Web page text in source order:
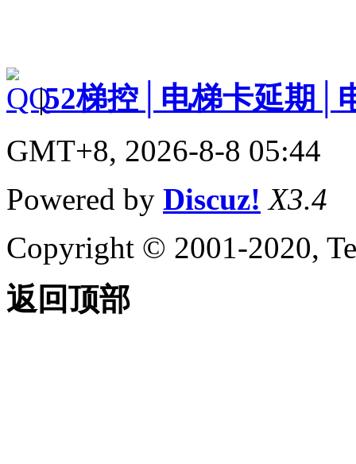
|52梯控│电梯卡延期│
GMT+8, 2026-8-8 05:44
Powered by Discuz! X3.4
Copyright © 2001-2020,
返回顶部